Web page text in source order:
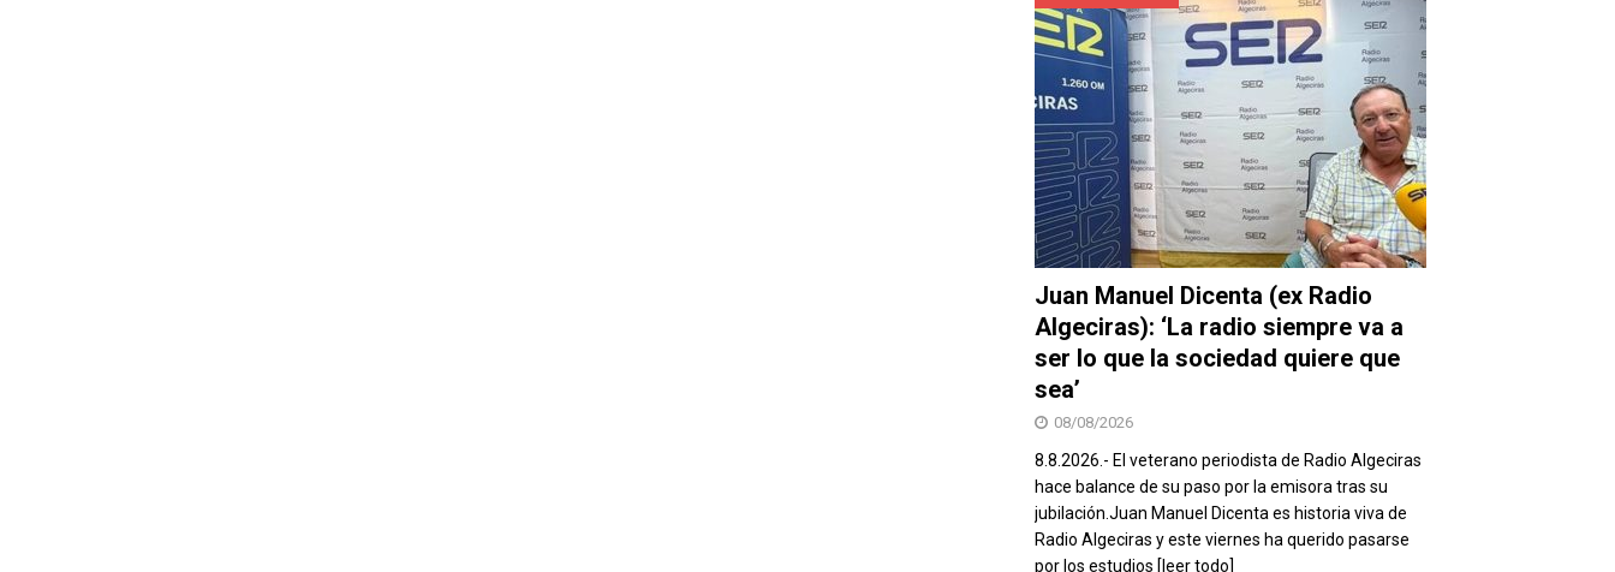
Juan Manuel Dicenta (ex Radio
Algeciras): ‘La radio siempre va a
ser lo que la sociedad quiere que
sea’
08/08/2026
8.8.2026.- El veterano periodista de Radio Algeciras
hace balance de su paso por la emisora tras su
jubilación.Juan Manuel Dicenta es historia viva de
Radio Algeciras y este viernes ha querido pasarse
por los estudios [leer todo]